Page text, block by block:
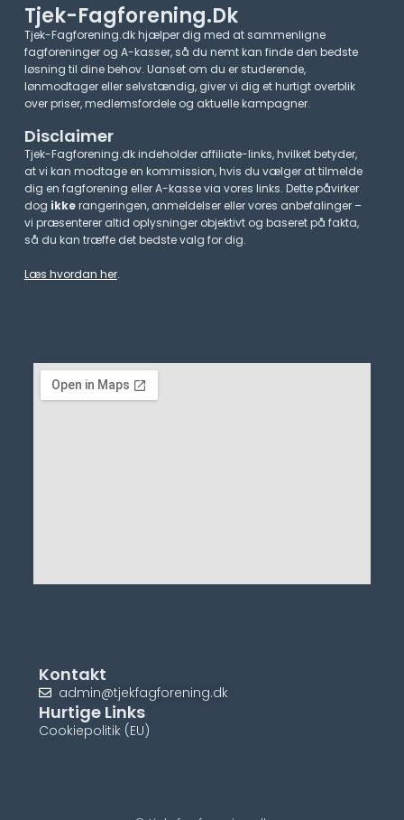
Tjek-Fagforening.dk
Tjek-Fagforening.dk hjælper dig med at sammenligne
fagforeninger og A-kasser, så du nemt kan finde den bedste
løsning til dine behov. Uanset om du er studerende,
lønmodtager eller selvstændig, giver vi dig et hurtigt overblik
over priser, medlemsfordele og aktuelle kampagner.​
Disclaimer
Tjek-Fagforening.dk indeholder affiliate-links, hvilket betyder,
at vi kan modtage en kommission, hvis du vælger at tilmelde
dig en fagforening eller A-kasse via vores links. Dette påvirker
dog ikkerangeringen, anmeldelser eller vores anbefalinger –
vi præsenterer altid oplysninger objektivt og baseret på fakta,
så du kan træffe det bedste valg for dig.
Læs hvordan her.
Kontakt
admin@tjekfagforening.dk
Hurtige Links
Cookiepolitik (EU)